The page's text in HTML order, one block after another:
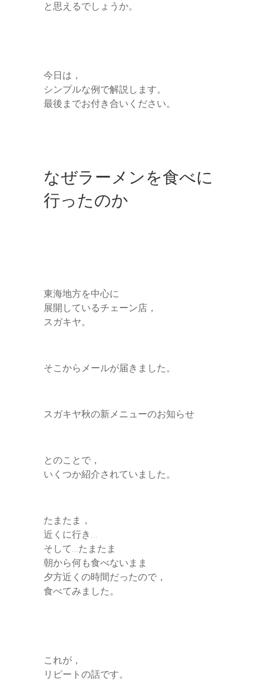
と思えるでしょうか。
今日は，
シンプルな例で解説します。
最後までお付き合いください。
なぜラーメンを食べに
行ったのか
東海地方を中心に
展開しているチェーン店，
スガキヤ。
そこからメールが届きました。
スガキヤ秋の新メニューのお知らせ
とのことで，
いくつか紹介されていました。
たまたま，
近くに行き…
そして…たまたま
朝から何も食べないまま
夕方近くの時間だったので，
食べてみました。
これが，
リピートの話です。